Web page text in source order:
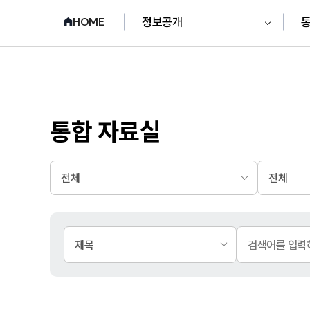
HOME 정보공개
통합 자료실
카
고
카
고
검
유
색